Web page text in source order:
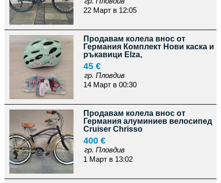
22 Март в 12:05
Продавам колела внос от
Германия Комплект Нови каска и
ръкавици Elza,
45 €
гр. Пловдив
14 Март в 00:30
Продавам колела внос от
Германия алуминиев велосипед
Cruiser Chrisso
400 €
гр. Пловдив
1 Март в 13:02